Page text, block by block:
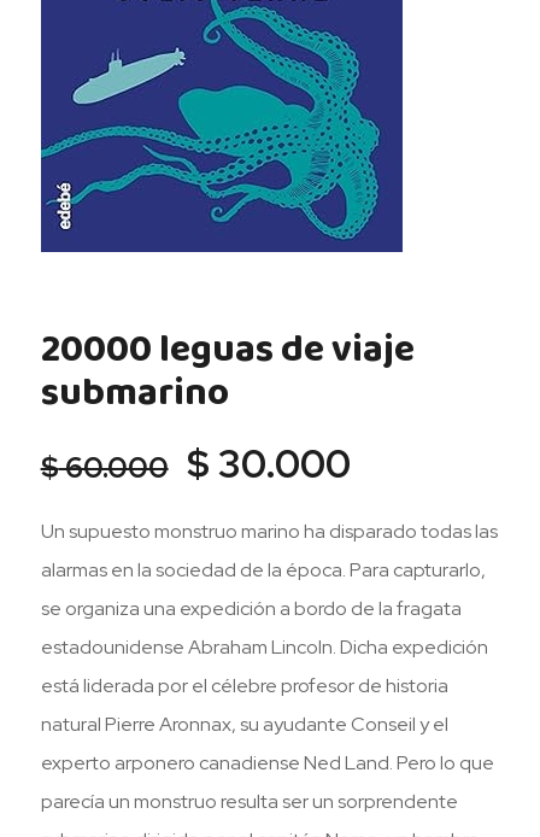
20000 leguas de viaje
submarino
$60.000 El
original
era:
$ 60.000.
$30.000El
actual
es:
$ 30.000.
Un supuesto monstruo marino ha disparado todas las
alarmas en la sociedad de la época. Para capturarlo,
se organiza una expedición a bordo de la fragata
estadounidense Abraham Lincoln. Dicha expedición
está liderada por el célebre profesor de historia
natural Pierre Aronnax, su ayudante Conseil y el
experto arponero canadiense Ned Land. Pero lo que
parecía un monstruo resulta ser un sorprendente